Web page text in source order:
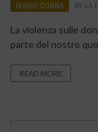
ROSSO DONNA BY LA
La violenza sulle
parte del nostro
READ MORE